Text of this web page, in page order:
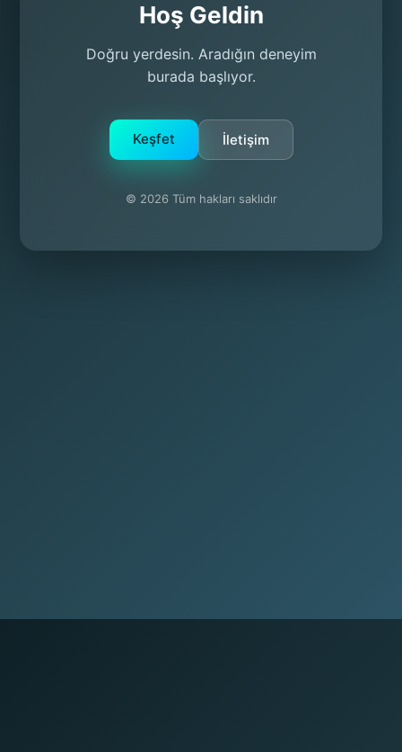
Hoş Geldin
Doğru yerdesin. Aradığın deneyim
burada başlıyor.
Keşfet İletişim
© 2026 Tüm hakları saklıdır